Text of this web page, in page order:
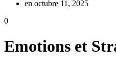
en octubre 11, 2025
0
Emotions et